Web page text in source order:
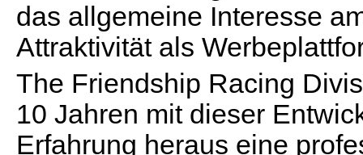
das allgemeine Interesse
Attraktivität als
The Friendship Racing
10 Jahren mit dieser
Erfahrung heraus eine